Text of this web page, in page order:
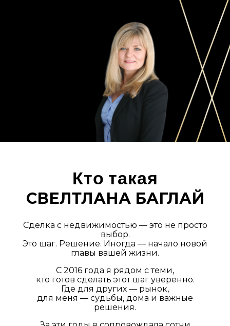
Кто такая
СВЕЛТЛАНА БАГЛАЙ
Сделка с недвижимостью — это не просто
выбор.
Это шаг. Решение. Иногда — начало новой
главы вашей жизни.
С 2016 года я рядом с теми,
кто готов сделать этот шаг уверенно.
Где для других — рынок,
для меня — судьбы, дома и важные
решения.